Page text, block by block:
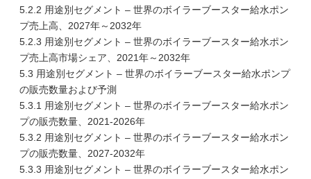
5.2.2 用途別セグメント – 世界のボイラーブースター給水ポン
プ売上高、2027年～2032年
5.2.3 用途別セグメント – 世界のボイラーブースター給水ポン
プ売上高市場シェア、2021年～2032年
5.3 用途別セグメント – 世界のボイラーブースター給水ポンプ
の販売数量および予測
5.3.1 用途別セグメント – 世界のボイラーブースター給水ポン
プの販売数量、2021-2026年
5.3.2 用途別セグメント – 世界のボイラーブースター給水ポン
プの販売数量、2027-2032年
5.3.3 用途別セグメント – 世界のボイラーブースター給水ポン